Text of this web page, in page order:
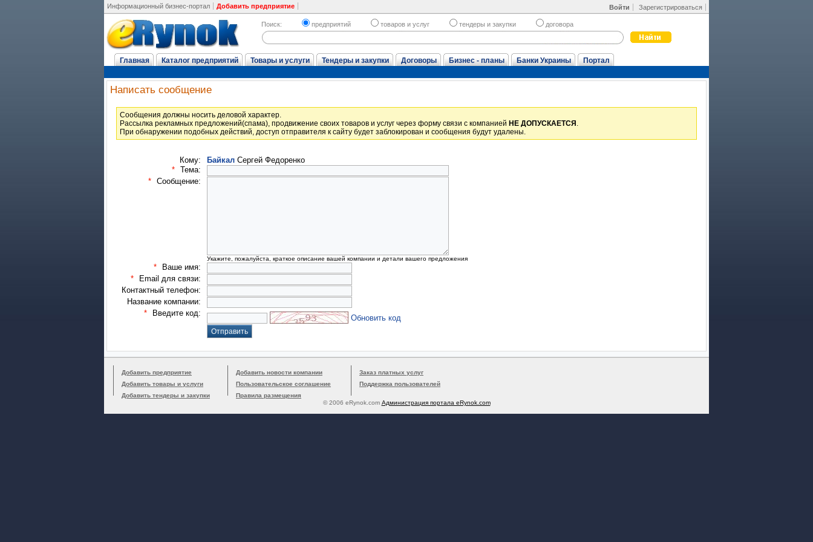
Войти Зарегистрироваться
Информационный бизнес-портал Добавить предприятие
Поиск: предприятий товаров и услуг тендеры и закупки договора
Главная Каталог предприятий Товары и услуги Тендеры и закупки Договоры Бизнес - планы Банки Украины Портал
Написать сообщение
Cообщения должны носить деловой характер.
Рассылка рекламных предложений(спама), продвижение своих товаров и услуг через форму связи с компанией НЕ ДОПУСКАЕТСЯ .
При обнаружении подобных действий, доступ отправителя к сайту будет заблокирован и сообщения будут удалены.
Кому: Байкал Сергей Федоренко
* Тема:
* Сообщение:
Укажите, пожалуйста, краткое описание вашей компании и детали вашего предложения
*
Ваше имя:
*
Email для связи:
Контактный телефон:
Название компании:
*
Введите код:
Обновить код
Добавить предприятие
Добавить товары и услуги
Добавить тендеры и закупки
Добавить новости компании
Пользовательское соглашение
Правила размещения
Заказ платных услуг
Поддержка пользователей
© 2006 eRynok.com Администрация портала eRynok.com